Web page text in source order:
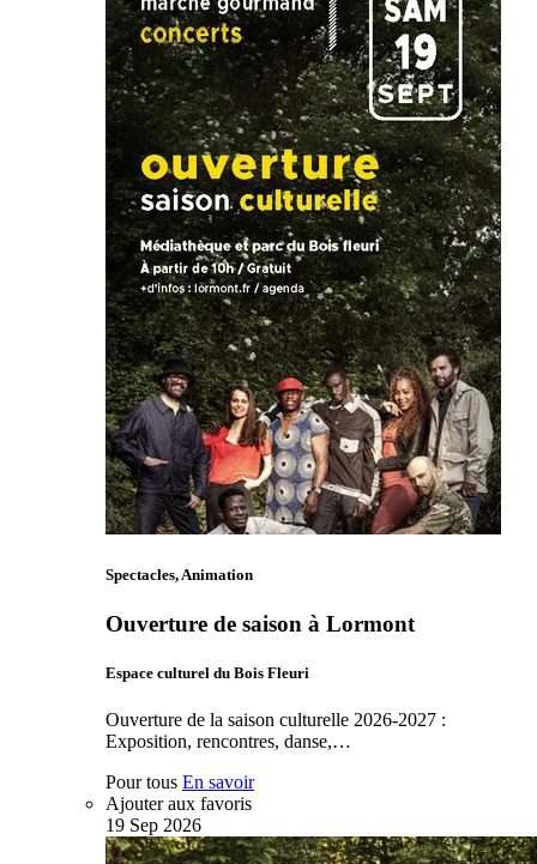
Spectacles, Animation
Ouverture de saison à Lormont
Espace culturel du Bois Fleuri
Ouverture de la saison culturelle 2026-2027 :
Exposition, rencontres, danse,…
Pour tous En savoir
Ajouter aux favoris
19 Sep 2026